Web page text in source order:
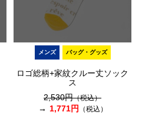
メンズ バッグ・グッズ
ロゴ総柄+家紋クルー丈ソック
ス
2,530円（税込）
1,771円 （税込）